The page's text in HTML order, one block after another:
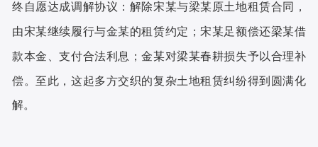
终自愿达成调解协议：解除宋某与梁某原土地租赁合同，
由宋某继续履行与金某的租赁约定；宋某足额偿还梁某借
款本金、支付合法利息；金某对梁某春耕损失予以合理补
偿。至此，这起多方交织的复杂土地租赁纠纷得到圆满化
解。